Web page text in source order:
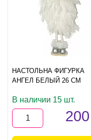
НАСТОЛЬНА ФИГУРКА
АНГЕЛ БЕЛЫЙ 26 СМ
В наличии 15 шт.
200